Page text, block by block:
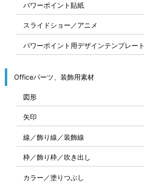
パワーポイント貼紙
スライドショー／アニメ
パワーポイント用デザインテンプレート
Officeパーツ、装飾用素材
図形
矢印
線／飾り線／装飾線
枠／飾り枠／吹き出し
カラー／塗りつぶし